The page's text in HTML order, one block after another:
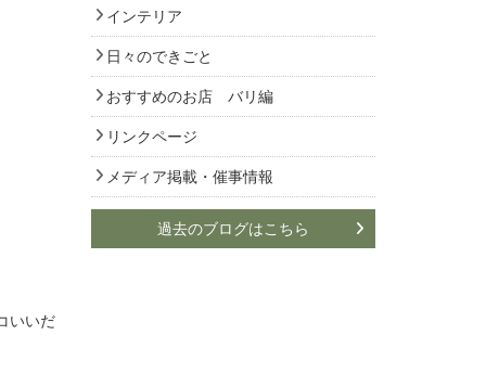
いいだ
インテリア
日々のできごと
おすすめのお店 バリ編
リンクページ
メディア掲載・催事情報
過去のブログはこちら